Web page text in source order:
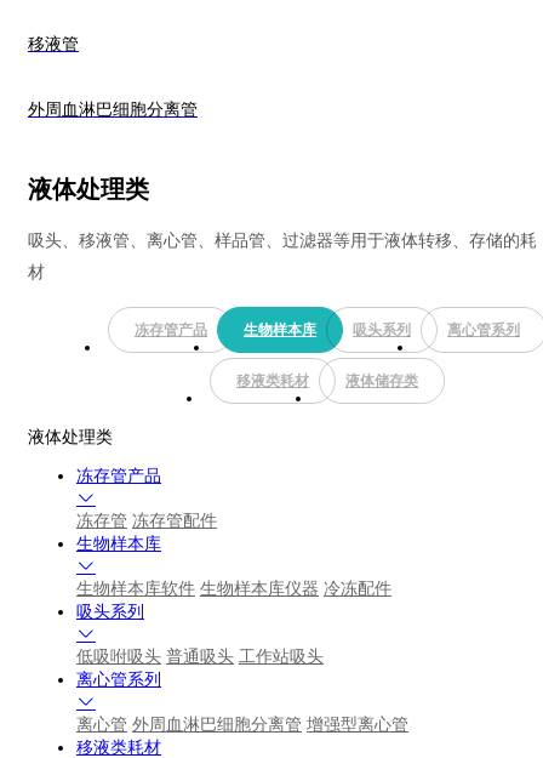
移液管
外周血淋巴细胞分离管
液体处理类
吸头、移液管、离心管、样品管、过滤器等用于液体转移、存储的耗
材
冻存管产品 生物样本库 吸头系列 离心管系列
移液类耗材 液体储存类
液体处理类
冻存管产品
冻存管 冻存管配件
生物样本库
生物样本库软件 生物样本库仪器 冷冻配件
吸头系列
低吸咐吸头 普通吸头 工作站吸头
离心管系列
离心管 外周血淋巴细胞分离管 增强型离心管
移液类耗材